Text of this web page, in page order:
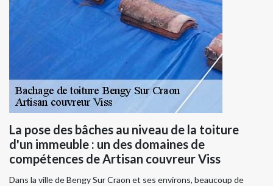
La pose des bâches au niveau de la toiture
d'un immeuble : un des domaines de
compétences de Artisan couvreur Viss
Dans la ville de Bengy Sur Craon et ses environs, beaucoup de